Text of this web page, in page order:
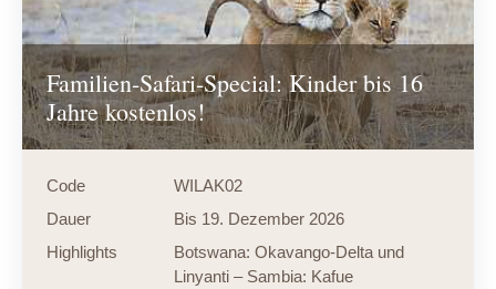
Familien-Safari-Special: Kinder bis 16
Jahre kostenlos!
Code
WILAK02
Dauer
Bis 19. Dezember 2026
Highlights
Botswana: Okavango-Delta und
Linyanti – Sambia: Kafue